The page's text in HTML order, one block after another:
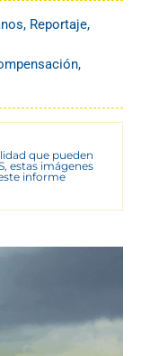
, Reportaje,
,
que pueden
estas imágenes
informe